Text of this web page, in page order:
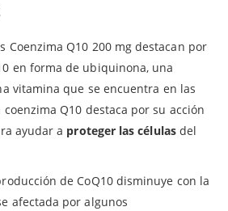
Coenzima Q10 200 mg destacan por
en forma de ubiquinona, una
vitamina que se encuentra en las
Q10 destaca por su acción
ayudar a proteger las célulasdel
de CoQ10 disminuye con la
afectada por algunos